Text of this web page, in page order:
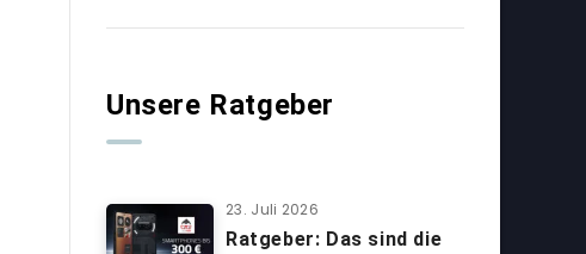
Unsere Ratgeber
23. Juli 2026
Ratgeber: Das sind die